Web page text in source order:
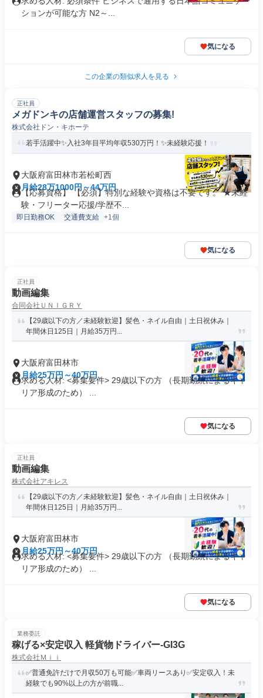
ションが可能な方 N2～...
気になる
この企業の類似求人を見る
正社員
メガドンキの店舗運営スタッフの募集!
株式会社ドン・キホーテ
若手活躍中✨入社3年目平均年収530万円！✨未経験応援！
大阪府富田林市若松町西
月給28万1000円～44万円
【応募資格】 【必須】特別な経験や資格は不要です。 ★未経
験・フリーター応援/学歴不...
即日勤務OK 交通費支給 +1個
気になる
正社員
動画編集
合同会社ＵＮＩＧＲＹ
【29歳以下の方／未経験歓迎】髪色・ネイル自由｜土日祝休み｜
年間休日125日｜月給35万円...
大阪府富田林市
月給25万円～40万円
求める人材: <募集要件> 29歳以下の方 （長期勤続によるキャ
リア形成のため） ...
気になる
正社員
動画編集
株式会社アキレス
【29歳以下の方／未経験歓迎】髪色・ネイル自由｜土日祝休み｜
年間休日125日｜月給35万円...
大阪府富田林市
月給25万円～40万円
求める人材: <募集要件> 29歳以下の方 （長期勤続によるキャ
リア形成のため） ...
気になる
業務委託
稼げる×安定収入 軽貨物ドライバー-GI3G
株式会社Ｍｉｉ
✅普通免許だけで月収50万も可能✅車両リースあり✅安定収入！未
経験でも90%以上の方が前職...